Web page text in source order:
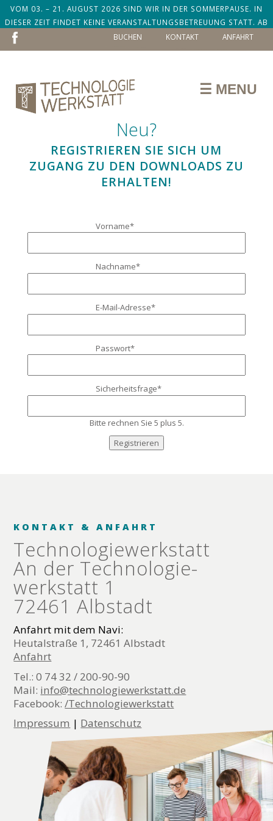
VOM 03. – 21. AUGUST 2026 SIND WIR IN DER SOMMERPAUSE. IN
DIESER ZEIT FINDET KEINE VERANSTALTUNGSBETREUUNG STATT. AB
DEM 24. AUGUST SIND WIR ZURÜCK!
NAVIGATION
ÜBERSPRINGEN
ANFAHRT
KONTAKT
BUCHEN
☰ MENU
Neu?
REGISTRIEREN SIE SICH UM
ZUGANG ZU DEN DOWNLOADS ZU
ERHALTEN!
Pflichtfeld
Vorname*
Pflichtfeld
Nachname*
Pflichtfeld
E-Mail-Adresse*
Pflichtfeld
Passwort*
Pflichtfeld
Sicherheitsfrage*
Bitte rechnen Sie 5 plus 5.
Registrieren
KONTAKT & ANFAHRT
Technologie­werkstatt
An der Technologie­
werkstatt 1
72461 Albstadt
Anfahrt mit dem Navi:
Heutalstraße 1, 72461 Albstadt
Anfahrt
Tel.: 0 74 32 / 200-90-90
Mail: info@technologiewerkstatt.de
Facebook:/Technologiewerkstatt
Impressum | Datenschutz